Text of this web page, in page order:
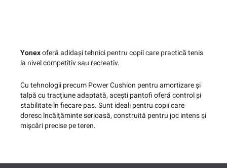
Yonexoferă adidași tehnici pentru copii care practică tenis
la nivel competitiv sau recreativ.
Cu tehnologii precum Power Cushion pentru amortizare și
talpă cu tracțiune adaptată, acești pantofi oferă control și
stabilitate în fiecare pas. Sunt ideali pentru copii care
doresc încălțăminte serioasă, construită pentru joc intens și
mișcări precise pe teren.